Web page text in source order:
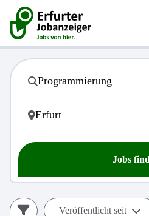
Jobs
Veröffentlicht seit